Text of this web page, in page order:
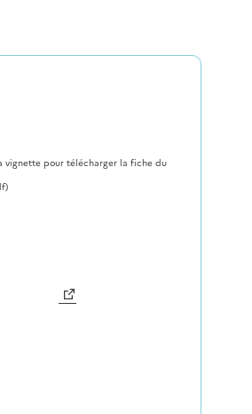
vignette pour télécharger la fiche du